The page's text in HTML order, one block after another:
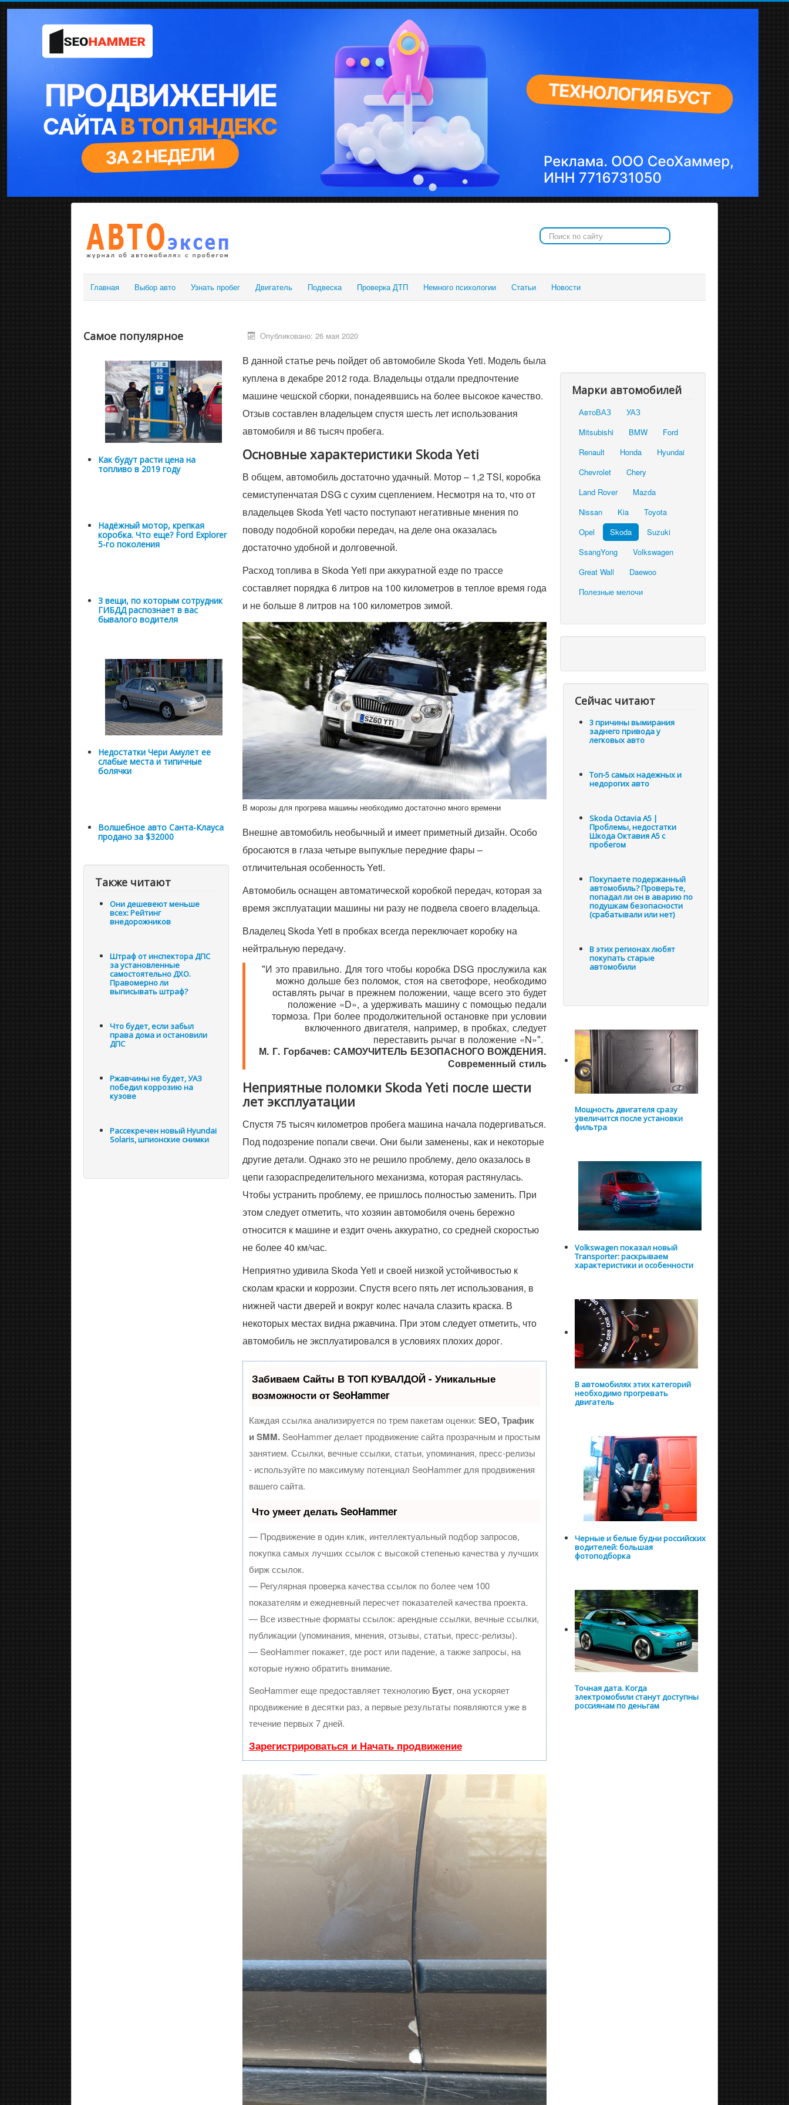
Искать...
Главная Выбор авто Узнать пробег Двигатель Подвеска Проверка ДТП Немного психологии Статьи Новости
Самое популярное
Как будут расти цена на
топливо в 2019 году
Надёжный мотор, крепкая
коробка. Что еще? Ford Explorer
5-го поколения
3 вещи, по которым сотрудник
ГИБДД распознает в вас
бывалого водителя
Недостатки Чери Амулет ее
слабые места и типичные
болячки
Волшебное авто Санта-Клауса
продано за $32000
Также читают
Они дешевеют меньше
всех: Рейтинг
внедорожников
Штраф от инспектора ДПС
за установленные
самостоятельно ДХО.
Правомерно ли
выписывать штраф?
Что будет, если забыл
права дома и остановили
ДПС
Ржавчины не будет, УАЗ
победил коррозию на
кузове
Рассекречен новый Hyundai
Solaris, шпионские снимки
Опубликовано: 26 мая 2020
В данной статье речь пойдет об автомобиле Skoda Yeti. Модель была
куплена в декабре 2012 года. Владельцы отдали предпочтение
машине чешской сборки, понадеявшись на более высокое качество.
Отзыв составлен владельцем спустя шесть лет использования
автомобиля и 86 тысяч пробега.
Основные характеристики Skoda Yeti
В общем, автомобиль достаточно удачный. Мотор – 1,2 TSI, коробка
семиступенчатая DSG с сухим сцеплением. Несмотря на то, что от
владельцев Skoda Yeti часто поступают негативные мнения по
поводу подобной коробки передач, на деле она оказалась
достаточно удобной и долговечной.
Расход топлива в Skoda Yeti при аккуратной езде по трассе
составляет порядка 6 литров на 100 километров в теплое время года
и не больше 8 литров на 100 километров зимой.
В морозы для прогрева машины необходимо достаточно много времени
Внешне автомобиль необычный и имеет приметный дизайн. Особо
бросаются в глаза четыре выпуклые передние фары –
отличительная особенность Yeti.
Автомобиль оснащен автоматической коробкой передач, которая за
время эксплуатации машины ни разу не подвела своего владельца.
Владелец Skoda Yeti в пробках всегда переключает коробку на
нейтральную передачу.
"И это правильно. Для того чтобы коробка DSG прослужила как
можно дольше без поломок, стоя на светофоре, необходимо
оставлять рычаг в прежнем положении, чаще всего это будет
положение «D», а удерживать машину с помощью педали
тормоза. При более продолжительной остановке при условии
включенного двигателя, например, в пробках, следует
переставить рычаг в положение «N»".
М. Г. Горбачев: САМОУЧИТЕЛЬ БЕЗОПАСНОГО ВОЖДЕНИЯ.
Современный стиль
Неприятные поломки Skoda Yeti после шести
лет эксплуатации
Спустя 75 тысяч километров пробега машина начала подергиваться.
Под подозрение попали свечи. Они были заменены, как и некоторые
другие детали. Однако это не решило проблему, дело оказалось в
цепи газораспределительного механизма, которая растянулась.
Чтобы устранить проблему, ее пришлось полностью заменить. При
этом следует отметить, что хозяин автомобиля очень бережно
относится к машине и ездит очень аккуратно, со средней скоростью
не более 40 км/час.
Неприятно удивила Skoda Yeti и своей низкой устойчивостью к
сколам краски и коррозии. Спустя всего пять лет использования, в
нижней части дверей и вокруг колес начала слазить краска. В
некоторых местах видна ржавчина. При этом следует отметить, что
автомобиль не эксплуатировался в условиях плохих дорог.
Забиваем Сайты В ТОП КУВАЛДОЙ - Уникальные
возможности от SeoHammer
Каждая ссылка анализируется по трем пакетам оценки: SEO, Трафик
и SMM.SeoHammer делает продвижение сайта прозрачным и простым
занятием. Ссылки, вечные ссылки, статьи, упоминания, пресс-релизы
- используйте по максимуму потенциал SeoHammer для продвижения
вашего сайта.
Что умеет делать SeoHammer
— Продвижение в один клик, интеллектуальный подбор запросов,
покупка самых лучших ссылок с высокой степенью качества у лучших
бирж ссылок.
— Регулярная проверка качества ссылок по более чем 100
показателям и ежедневный пересчет показателей качества проекта.
— Все известные форматы ссылок: арендные ссылки, вечные ссылки,
публикации (упоминания, мнения, отзывы, статьи, пресс-релизы).
— SeoHammer покажет, где рост или падение, а также запросы, на
которые нужно обратить внимание.
SeoHammer еще предоставляет технологию Буст, она ускоряет
продвижение в десятки раз, а первые результаты появляются уже в
течение первых 7 дней.
Зарегистрироваться и Начать продвижение
Марки автомобилей
АвтоВАЗ
УАЗ
Mitsubishi
BMW
Ford
Renault
Honda
Hyundai
Chevrolet
Chery
Land Rover
Mazda
Nissan
Kia
Toyota
Opel
Skoda
Suzuki
SsangYong
Volkswagen
Great Wall
Daewoo
Полезные мелочи
Сейчас читают
3 причины вымирания
заднего привода у
легковых авто
Топ-5 самых надежных и
недорогих авто
Skoda Octavia A5 |
Проблемы, недостатки
Шкода Октавия А5 с
пробегом
Покупаете подержанный
автомобиль? Проверьте,
попадал ли он в аварию по
подушкам безопасности
(срабатывали или нет)
В этих регионах любят
покупать старые
автомобили
Мощность двигателя сразу
увеличится после установки
фильтра
Volkswagen показал новый
Transporter: раскрываем
характеристики и особенности
В автомобилях этих категорий
необходимо прогревать
двигатель
Черные и белые будни российских
водителей: большая
фотоподборка
Точная дата. Когда
электромобили станут доступны
россиянам по деньгам